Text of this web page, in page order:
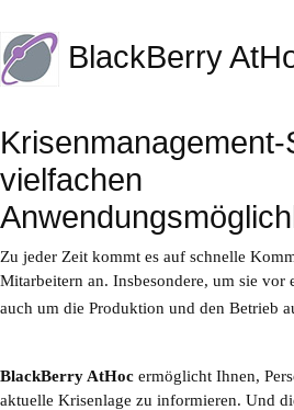
BlackBerry
vielfachen
Zu jeder Zeit kommt es auf schnelle
Mitarbeitern an. Insbesondere, um sie vor
auch um die Produktion und den Betrieb
BlackBerry AtHoc ermöglicht Ihnen,
aktuelle Krisenlage zu informieren. Und